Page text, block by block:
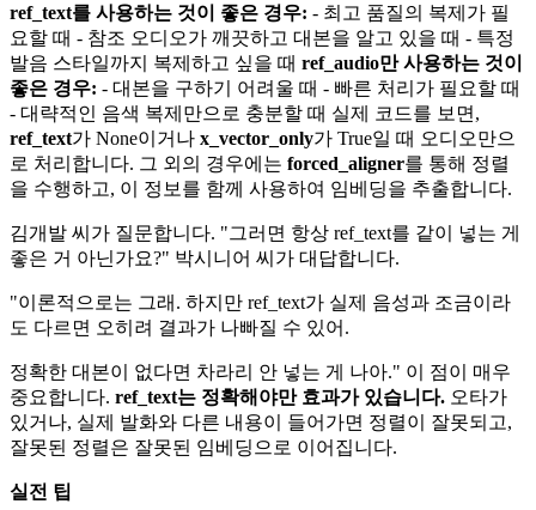
ref_text를 사용하는 것이 좋은 경우: - 최고 품질의 복제가 필
요할 때 - 참조 오디오가 깨끗하고 대본을 알고 있을 때 - 특정
발음 스타일까지 복제하고 싶을 때 ref_audio만 사용하는 것이
좋은 경우: - 대본을 구하기 어려울 때 - 빠른 처리가 필요할 때
- 대략적인 음색 복제만으로 충분할 때 실제 코드를 보면,
ref_text가 None이거나 x_vector_only가 True일 때 오디오만으
로 처리합니다. 그 외의 경우에는 forced_aligner를 통해 정렬
을 수행하고, 이 정보를 함께 사용하여 임베딩을 추출합니다.
김개발 씨가 질문합니다. "그러면 항상 ref_text를 같이 넣는 게
좋은 거 아닌가요?" 박시니어 씨가 대답합니다.
"이론적으로는 그래. 하지만 ref_text가 실제 음성과 조금이라
도 다르면 오히려 결과가 나빠질 수 있어.
정확한 대본이 없다면 차라리 안 넣는 게 나아." 이 점이 매우
중요합니다. ref_text는 정확해야만 효과가 있습니다. 오타가
있거나, 실제 발화와 다른 내용이 들어가면 정렬이 잘못되고,
잘못된 정렬은 잘못된 임베딩으로 이어집니다.
실전 팁